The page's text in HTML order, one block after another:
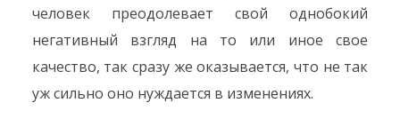
человек преодолевает свой однобокий
негативный взгляд на то или иное свое
качество, так сразу же оказывается, что не так
уж сильно оно нуждается в изменениях.